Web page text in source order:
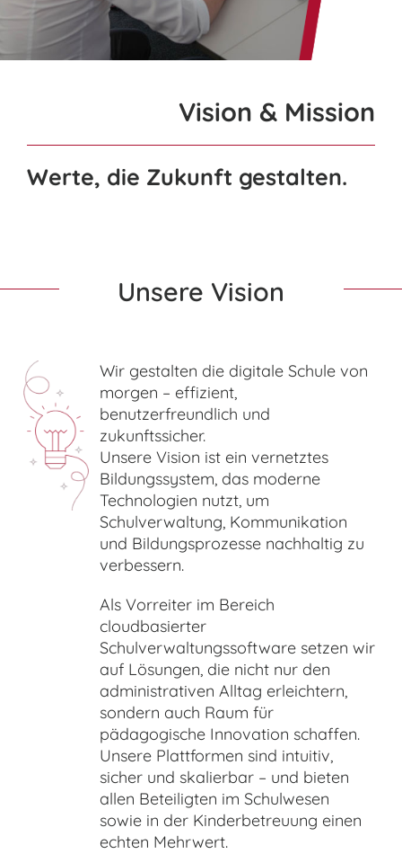
nach:
Vision & Mission
Werte, die Zukunft gestalten.
Unsere Vision
Wir gestalten die digitale Schule von
morgen – effizient,
benutzerfreundlich und
zukunftssicher.
Unsere Vision ist ein vernetztes
Bildungssystem, das moderne
Technologien nutzt, um
Schulverwaltung, Kommunikation
und Bildungsprozesse nachhaltig zu
verbessern.
Als Vorreiter im Bereich
cloudbasierter
Schulverwaltungssoftware setzen wir
auf Lösungen, die nicht nur den
administrativen Alltag erleichtern,
sondern auch Raum für
pädagogische Innovation schaffen.
Unsere Plattformen sind intuitiv,
sicher und skalierbar – und bieten
allen Beteiligten im Schulwesen
sowie in der Kinderbetreuung einen
echten Mehrwert.